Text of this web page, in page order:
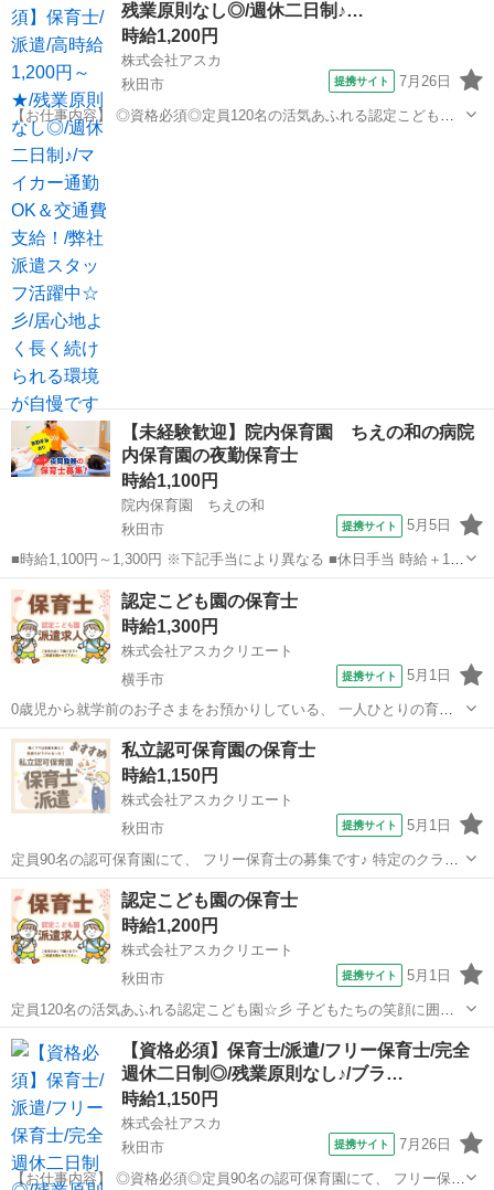
残業原則なし◎/週休二日制♪…
時給1,200円
株式会社アスカ
秋田市
提携サイト 7月26日
【お仕事内容】 ◎資格必須◎定員120名の活気あふれる認定こども園
◎ 子どもたちの笑顔に囲まれながら、 楽しくお仕事ができる環境です
☆彡 弊社派遣スタッフも活躍中の職場です！ お仕事内容は、 ● 各ク
ラスでの活動補助や見守...
秋田 秋田市
【未経験歓迎】院内保育園 ちえの和の病院
内保育園の夜勤保育士
時給1,100円
院内保育園 ちえの和
秋田市
提携サイト 5月5日
■時給1,100円～1,300円 ※下記手当により異なる ■休日手当 時給＋100
円 ■特別期間手当（GW、お盆、年末年始※会社カレンダーによる）秋田 秋田市 保育士
認定こども園の保育士
時給1,300円
株式会社アスカクリエート
横手市
提携サイト 5月1日
0歳児から就学前のお子さまをお預かりしている、 一人ひとりの育ち
を大切にする温かな保育園です☆彡 地域に根ざした安心感のある環境
の中で、 のびのびとした保育をチームで実践しています◎ お仕事内容
は、 ●お子さまの日常生活の...
秋田 横手市 保育士
私立認可保育園の保育士
時給1,150円
株式会社アスカクリエート
秋田市
提携サイト 5月1日
定員90名の認可保育園にて、 フリー保育士の募集です♪ 特定のクラス
に固定されず、 園全体を見渡しながら お子さまの成長を支えるやりが
いがあります◎ お仕事内容は、 ●各クラスの保育補助や見守り ●食事
や排せつなどの生活サ...
秋田 秋田市 保育士
認定こども園の保育士
時給1,200円
株式会社アスカクリエート
秋田市
提携サイト 5月1日
定員120名の活気あふれる認定こども園☆彡 子どもたちの笑顔に囲ま
れながら、 楽しくお仕事ができる環境ですよ◎ 弊社派遣スタッフも活
躍中の職場です！ お仕事内容は、 ● 各クラスでの活動補助や見守り ●
給食・おやつの配膳...
秋田 保育士
【資格必須】保育士/派遣/フリー保育士/完全
週休二日制◎/残業原則なし♪/ブラ…
時給1,150円
株式会社アスカ
秋田市
提携サイト 7月26日
【お仕事内容】 ◎資格必須◎定員90名の認可保育園にて、 フリー保育